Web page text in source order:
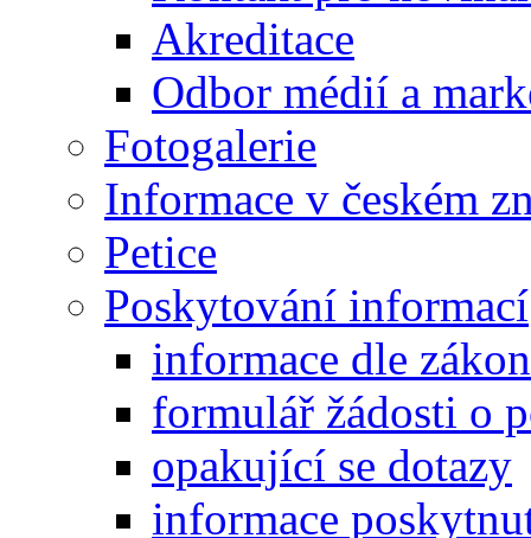
Akreditace
Odbor médií a
Fotogalerie
Informace v českém
Petice
Poskytování informací
informace dle
formulář žádosti o
opakující se dotazy
informace